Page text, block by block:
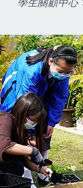
學生關顧中心